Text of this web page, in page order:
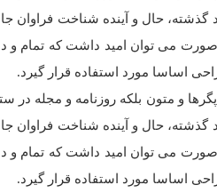
حال و آینده شناخت فراوان
می توان امید داشت که تمام و
اساسا مورد استفاده قرار گیرد.
و متون بلکه روزنامه و مجله
حال و آینده شناخت فراوان
می توان امید داشت که تمام و
اساسا مورد استفاده قرار گیرد.